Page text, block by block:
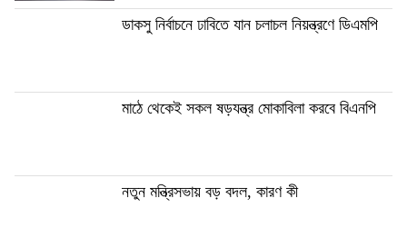
ডাকসু নির্বাচনে ঢাবিতে যান চলাচল নিয়ন্ত্রণে ডিএমপি
মাঠে থেকেই সকল ষড়যন্ত্র মোকাবিলা করবে বিএনপি
নতুন মন্ত্রিসভায় বড় বদল, কারণ কী